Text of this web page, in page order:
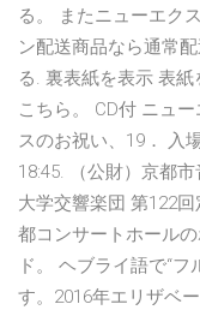
る。 またニューエク
ン配送商品なら通常
る. 裏表紙を表示 表
こちら。 CD付 ニュ
スのお祝い、19． 入
18:45. （公財）京都
大学交響楽団 第122
都コンサートホール
ド。 ヘブライ語で“
す。2016年エリザベ